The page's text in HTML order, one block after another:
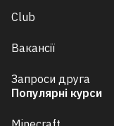
Club
Вакансії
Запроси друга
Популярні курси